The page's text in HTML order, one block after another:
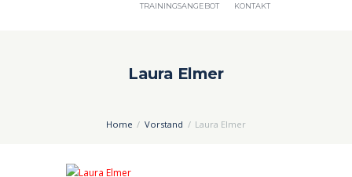
TRAININGSANGEBOT KONTAKT
Laura Elmer
Home Vorstand Laura Elmer